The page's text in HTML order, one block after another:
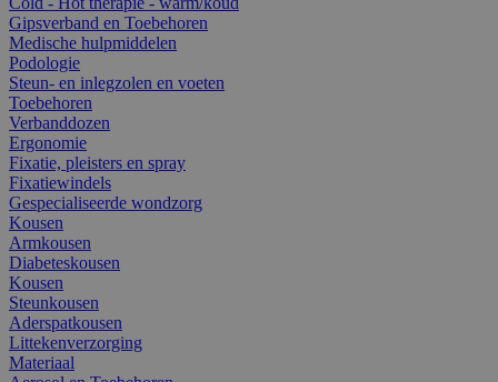
Gipsverband en Toebehoren
Medische hulpmiddelen
Podologie
Steun- en inlegzolen en voeten
Toebehoren
Verbanddozen
Ergonomie
Fixatie, pleisters en spray
Fixatiewindels
Gespecialiseerde wondzorg
Kousen
Armkousen
Diabeteskousen
Kousen
Steunkousen
Aderspatkousen
Littekenverzorging
Materiaal